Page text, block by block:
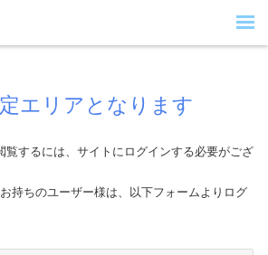
エリアとなります
覧するには、サイトにログインする必要がござ
持ちのユーザー様は、以下フォームよりログ